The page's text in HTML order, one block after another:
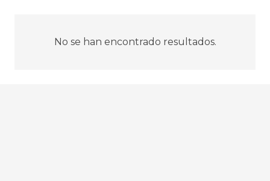
No se han encontrado resultados.